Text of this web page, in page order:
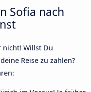
Sofia nach
nicht! Willst Du
Reise zu zahlen?